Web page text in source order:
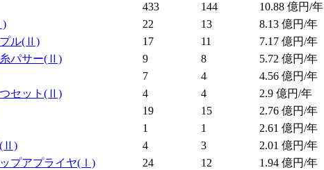
433 144 10.88 億円/年
22 13 8.13 億円/年
ル(Ⅱ) 17 11 7.17 億円/年
パサー(Ⅱ) 9 8 5.72 億円/年
7 4 4.56 億円/年
セット (Ⅱ) 4 4 2.9 億円/年
19 15 2.76 億円/年
1 1 2.61 億円/年
(Ⅱ) 4 3 2.01 億円/年
プアプライヤ(Ⅰ) 24 12 1.94 億円/年